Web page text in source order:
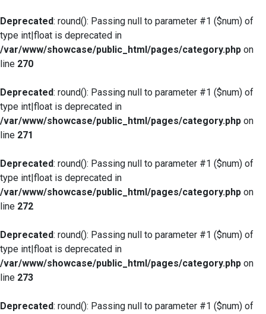
Deprecated: round(): Passing null to parameter #1 ($num) of
type int|float is deprecated in
/var/www/showcase/public_html/pages/category.php on
line 270
Deprecated: round(): Passing null to parameter #1 ($num) of
type int|float is deprecated in
/var/www/showcase/public_html/pages/category.php on
line 271
Deprecated: round(): Passing null to parameter #1 ($num) of
type int|float is deprecated in
/var/www/showcase/public_html/pages/category.php on
line 272
Deprecated: round(): Passing null to parameter #1 ($num) of
type int|float is deprecated in
/var/www/showcase/public_html/pages/category.php on
line 273
Deprecated: round(): Passing null to parameter #1 ($num) of